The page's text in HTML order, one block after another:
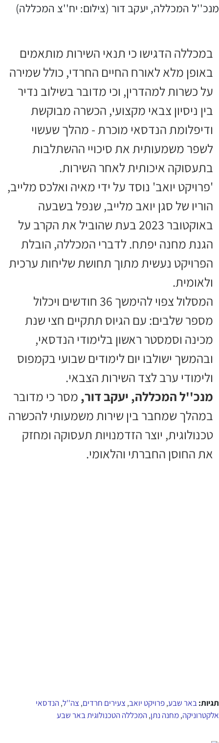
מנכ''ל המכללה, יעקב דור (צילום: יח''צ המכללה)
במכללה הדגישו כי תנאי השירות מותאמים
באופן מלא לאורח החיים החרדי, כולל שמירה
על כשרות למהדרין, וכי מדובר בשילוב נדיר
בין ניסיון צבאי מקצועי, הכשרה מבוקשת
ודיפלומת הנדסאי מוכרת - מהלך שעשוי
לשפר משמעותית את סיכויי ההשתלבות
בתעסוקה איכותית לאחר השירות.
'פרויקט יואב' נוסד על ידי מאיה ואלכס מלייב,
הוריו של סגן יואב מלייב, שנפל בשבעה
באוקטובר 2023 בעת שהוביל את הקרב על
הגנת מחנה יפתח. לדברי המכללה, הובלת
הפרויקט נעשית מתוך תחושת שליחות ערכית
ולאומית.
המסלול צפוי להימשך 36 חודשים ויכלול
מספר שלבים: עם הגיוס תתקיים חצי שנת
מכינה וסמסטר ראשון בלימודי הנדסאי,
ובהמשך ישולבו יום לימודים שבועי בקמפוס
ולימודי ערב לצד השירות הצבאי.
מנכ''ל המכללה, יעקב דור, מסר כי מדובר
במהלך שמחבר בין שירות משמעותי להכשרה
טכנולוגית, יוצר הזדמנויות תעסוקה ומחזק
את החוסן החברתי והלאומי.
תגיות:באר שבע,פרויקט יואב, צעירים חרדים, צה''ל,הנדסאי
אלקטרוניקה,מחנה נתן,המכללה הטכנולוגית באר שבע